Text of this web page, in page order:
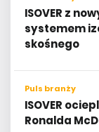
ISOVER z
systemem
skośnego
Puls branży
ISOVER
Ronalda